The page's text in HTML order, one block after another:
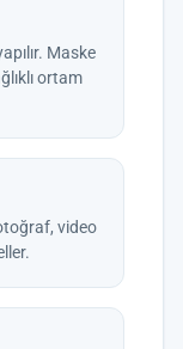
Maske
ortam
video